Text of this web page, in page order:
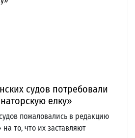
судов потребовали
елку»
пожаловались в редакцию
то, что их заставляют